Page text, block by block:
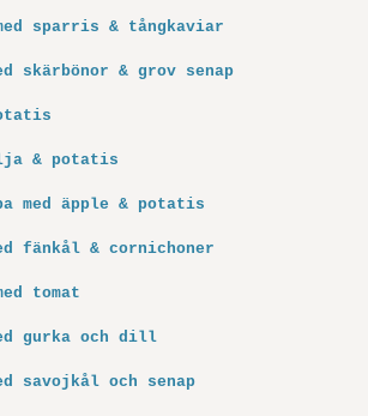
sparris & tångkaviar
skärbönor & grov senap
& potatis
med äpple & potatis
fänkål & cornichoner
tomat
gurka och dill
savojkål och senap